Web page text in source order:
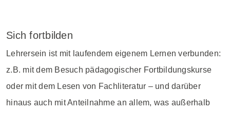
Sich fortbilden
Lehrersein ist mit laufendem eigenem Lernen verbunden:
z.B. mit dem Besuch pädagogischer Fortbildungskurse
oder mit dem Lesen von Fachliteratur – und darüber
hinaus auch mit Anteilnahme an allem, was außerhalb